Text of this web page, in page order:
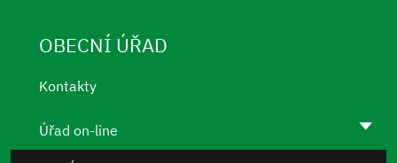
OBECNÍ ÚŘAD
Kontakty
Úřad on-line